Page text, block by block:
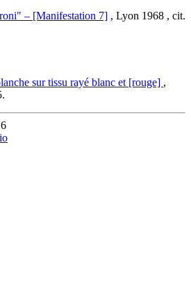
– [Manifestation 7] , Lyon 1968 , cit.
sur tissu rayé blanc et [rouge] ,